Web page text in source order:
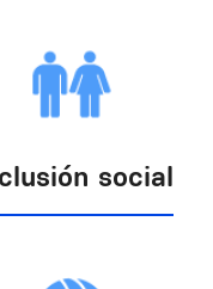
social